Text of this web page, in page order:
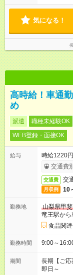
気になる！
高時給！車通
め
派遣 職種未経験OK
WEB登録・面接OK
給与
時給1220
交通費
交通費 交
月収例 10
勤務地
山梨県甲
竜王駅か
食品関
勤務時間
期間
長期【ご応
即日～